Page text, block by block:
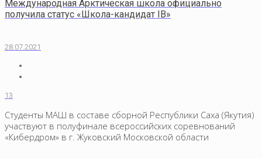
Международная Арктическая школа официально
получила статус «Школа-кандидат IB»
28.07.2021
13
Студенты МАШ в составе сборной Республики Саха (Якутия)
участвуют в полуфинале всероссийских соревнований
«Кибердром» в г. Жуковский Московской области